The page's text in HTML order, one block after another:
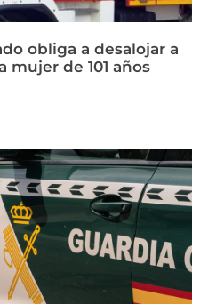
obliga a desalojar a
mujer de 101 años